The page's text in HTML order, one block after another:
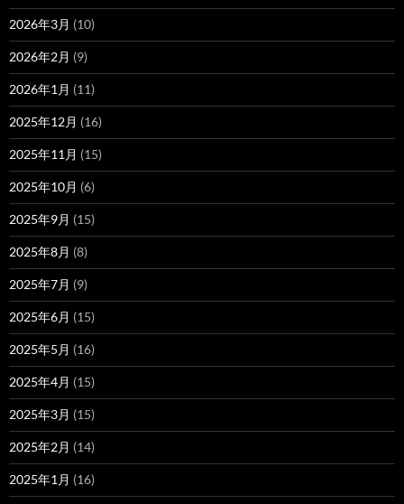
2026年3月 (10)
2026年2月 (9)
2026年1月 (11)
2025年12月 (16)
2025年11月 (15)
2025年10月 (6)
2025年9月 (15)
2025年8月 (8)
2025年7月 (9)
2025年6月 (15)
2025年5月 (16)
2025年4月 (15)
2025年3月 (15)
2025年2月 (14)
2025年1月 (16)